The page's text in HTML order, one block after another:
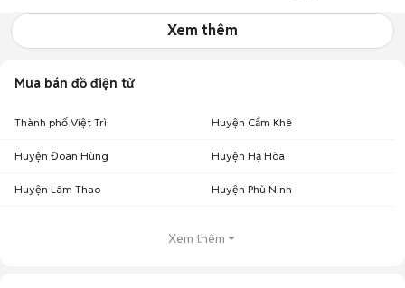
Xem thêm
Mua bán đồ điện tử
Thành phố Việt Trì Huyện Cẩm Khê
Huyện Đoan Hùng Huyện Hạ Hòa
Huyện Lâm Thao Huyện Phù Ninh
Xem thêm